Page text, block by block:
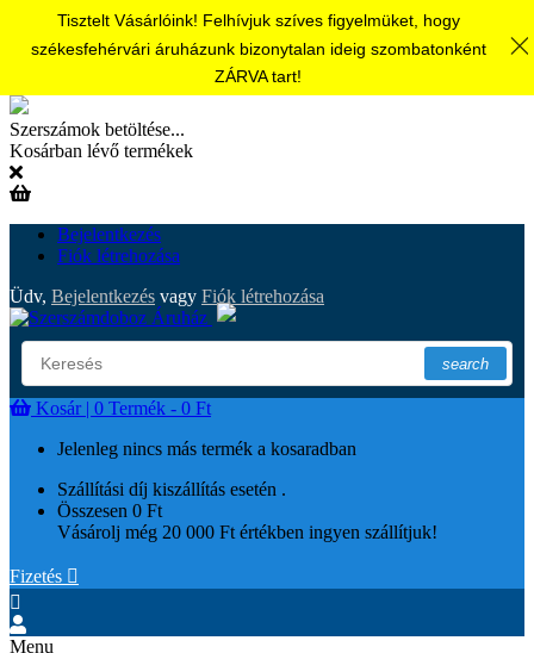
Szerszámok betöltése...
Kosárban lévő termékek
Bejelentkezés
Fiók létrehozása
Üdv, Bejelentkezés vagy Fiók létrehozása
search
Kosár | 0 Termék - 0 Ft
Jelenleg nincs más termék a kosaradban
Szállítási díj kiszállítás esetén .
Összesen 0 Ft
Vásárolj még 20 000 Ft értékben ingyen szállítjuk!
Fizetés 

Menu
Tisztelt Vásárlóink! Felhívjuk szíves figyelmüket, hogy
székesfehérvári áruházunk bizonytalan ideig szombatonként
ZÁRVA tart!